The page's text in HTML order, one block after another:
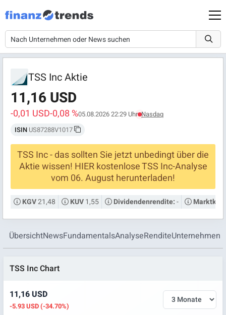
TSS Inc Aktie
11,16 USD
-0,01 USD-0,08 %05.08.2026 22:29 Uhr Nasdaq
ISIN US87288V1017
TSS Inc - das sollten Sie jetzt unbedingt über die
Aktie wissen! HIER kostenlose TSS Inc-Analyse
vom 06. August herunterladen!
KGV21,48 KUV1,55 Dividendenrendite:-
ÜbersichtNewsFundamentalsAnalyseRenditeUnternehmen
TSS Inc Chart
11,16 USD
-5.93 USD (-34.70%)